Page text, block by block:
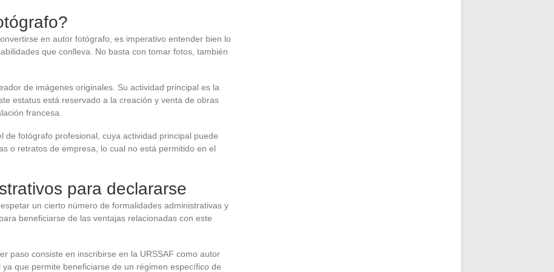
en autor fotógrafo, es imperativo entender bien lo
que conlleva. No basta con tomar fotos, también
de imágenes originales. Su actividad principal es la
estatus está reservado a la creación y venta de obras
francesa.
de fotógrafo profesional, cuya actividad principal puede
o retratos de empresa, lo cual no está permitido en el
para declararse
un cierto número de formalidades administrativas y
beneficiarse de las ventajas relacionadas con este
paso consiste en inscribirse en la URSSAF como autor
que permite beneficiarse de un régimen específico de